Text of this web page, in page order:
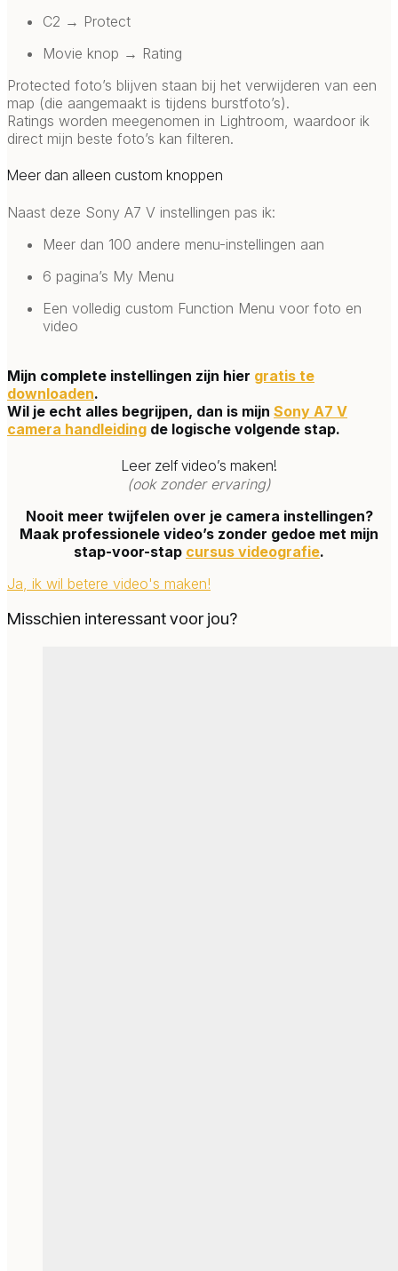
C2 → Protect
Movie knop → Rating
Protected foto’s blijven staan bij het verwijderen van een
map (die aangemaakt is tijdens burstfoto’s).
Ratings worden meegenomen in Lightroom, waardoor ik
direct mijn beste foto’s kan filteren.
Meer dan alleen custom knoppen
Naast deze Sony A7 V instellingen pas ik:
Meer dan 100 andere menu-instellingen aan
6 pagina’s My Menu
Een volledig custom Function Menu voor foto en
video
Mijn complete instellingen zijn hier gratis te
downloaden.
Wil je echt alles begrijpen, dan is mijn Sony A7 V
camera handleiding de logische volgende stap.
Leer zelf video’s maken!
(ook zonder ervaring)
Nooit meer twijfelen over je camera instellingen?
Maak professionele video’s zonder gedoe met mijn
stap-voor-stap cursus videografie.
Ja, ik wil betere video's maken!
Misschien interessant voor jou?